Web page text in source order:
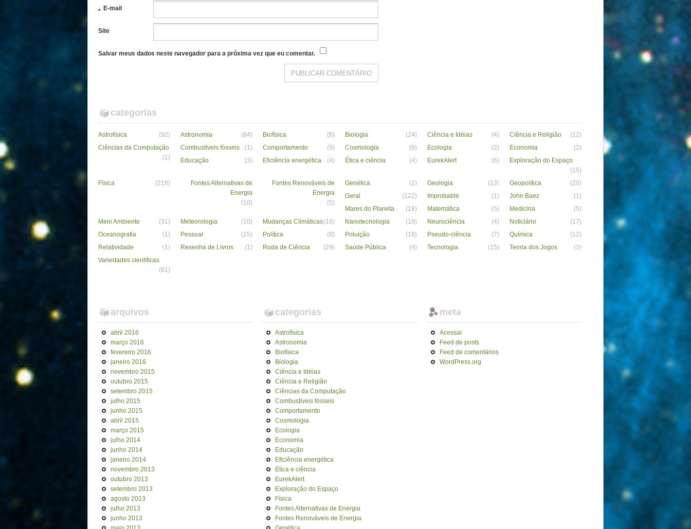
E-mail
*
Site
Salvar meus dados neste navegador para a próxima vez que eu comentar.
categorias
Astrofísica (92) Astronomia (84) Biofísica (8) Biologia (24) Ciência e Idéias (4) Ciência e Religião
(12)
Ciências da Computação
(1)
Combustíveis fósseis (1) Comportamento (9) Cosmologia (9) Ecologia (2) Economia
(2)
Educação
(3) Eficiência energética (4) Ética e ciência (4) EurekAlert (6)
Exploração do Espaço
(15)
Física
(218)
Fontes Alternativas de
Energia
(10)
Fontes Renováveis de
Energia
(5)
Genética (1) Geologia (13) Geopolítica
(20)
Geral
(122) Improbable (1) John Baez
(1)
Mares do Planeta
(18) Matemática (5) Medicina
(5)
Meio Ambiente
(31) Meteorologia (10) Mudanças Climáticas(18) Nanotecnologia (18) Neurociência (4) Noticiário
(17)
Oceanografia
(1) Pessoal (15) Política (8) Poluição (18) Pseudo-ciência (7) Química
(12)
Relatividade
(1) Resenha de Livros (1) Roda de Ciência (29) Saúde Pública (4) Tecnologia (15) Teoria dos Jogos
(3)
Variedades científicas
(81)
arquivos
abril 2016
março 2016
fevereiro 2016
janeiro 2016
novembro 2015
outubro 2015
setembro 2015
julho 2015
junho 2015
abril 2015
março 2015
julho 2014
junho 2014
janeiro 2014
novembro 2013
outubro 2013
setembro 2013
agosto 2013
julho 2013
junho 2013
categorias
Astrofísica
Astronomia
Biofísica
Biologia
Ciência e Idéias
Ciência e Religião
Ciências da Computação
Combustíveis fósseis
Comportamento
Cosmologia
Ecologia
Economia
Educação
Eficiência energética
Ética e ciência
EurekAlert
Exploração do Espaço
Física
Fontes Alternativas de Energia
Fontes Renováveis de Energia
meta
Acessar
Feed de posts
Feed de comentários
WordPress.org